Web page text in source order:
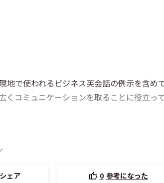
地で使われるビジネス英会話の例示を含め
くコミュニケーションを取ることに役立っ
ェア 0 参考になった